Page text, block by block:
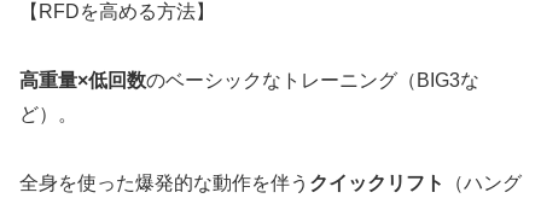
【RFDを高める方法】
高重量×低回数のベーシックなトレーニング（BIG3な
ど）。
全身を使った爆発的な動作を伴う クイックリフト
（ハング